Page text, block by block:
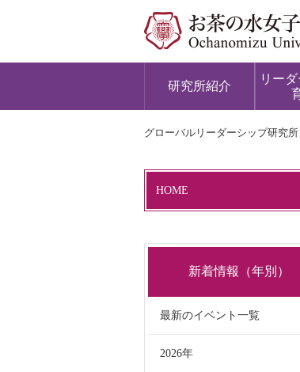
研究所紹介
リー
グローバルリーダーシップ研究所
HOME
新着情報（年別）
最新のイベント一覧
2026年